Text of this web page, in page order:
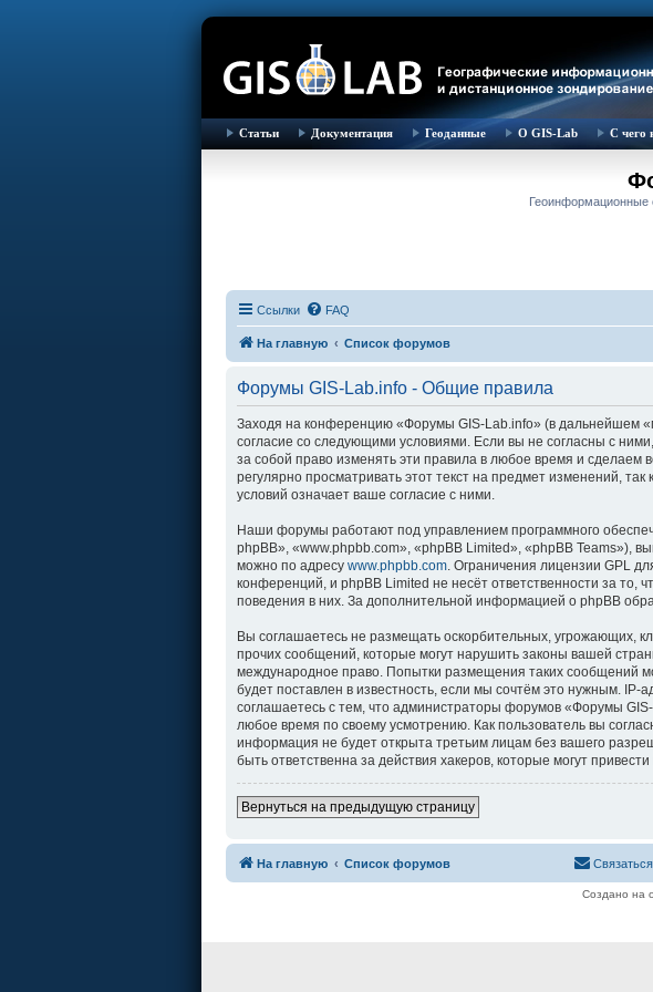
Статьи Документация Геоданные О GIS-Lab С чего
Геоинформационные
Ссылки FAQ
На главную Список форумов
Форумы GIS-Lab.info - Общие правила
Заходя на конференцию «Форумы GIS-Lab.info» (в дальнейшем
согласие со следующими условиями. Если вы не согласны с
за собой право изменять эти правила в любое время и
регулярно просматривать этот текст на предмет изменений,
условий означает ваше согласие с ними.
Наши форумы работают под управлением программного
phpBB», «www.phpbb.com», «phpBB Limited», «phpBB Teams»),
можно по адресу www.phpbb.com. Ограничения лицензии GPL
конференций, и phpBB Limited не несёт ответственности за то,
поведения в них. За дополнительной информацией о phpBB
Вы соглашаетесь не размещать оскорбительных, угрожающих,
прочих сообщений, которые могут нарушить законы вашей
международное право. Попытки размещения таких сообщений
будет поставлен в известность, если мы сочтём это нужным.
соглашаетесь с тем, что администраторы форумов «Форумы
любое время по своему усмотрению. Как пользователь вы
информация не будет открыта третьим лицам без вашего
быть ответственна за действия хакеров, которые могут
Вернуться на предыдущую страницу
На главную Список форумов
Создано на